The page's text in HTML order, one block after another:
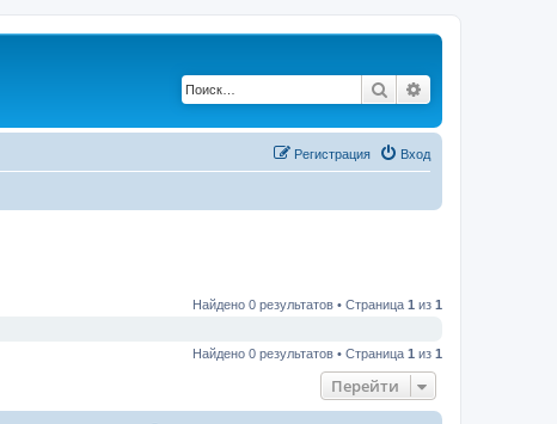
Поиск
Вход
Регистрация
Найдено 0 результатов • Страница 1 из 1
Найдено 0 результатов • Страница 1 из 1
Перейти